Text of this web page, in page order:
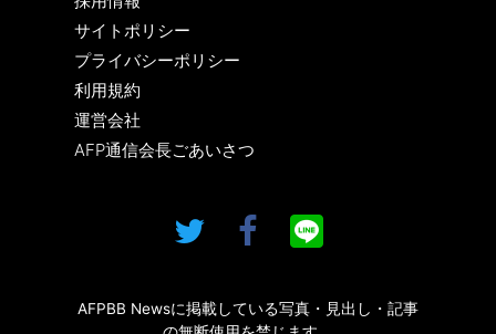
サイトポリシー
プライバシーポリシー
利用規約
運営会社
AFP通信会長ごあいさつ
AFPBB Newsに掲載している写真・見出し・記事